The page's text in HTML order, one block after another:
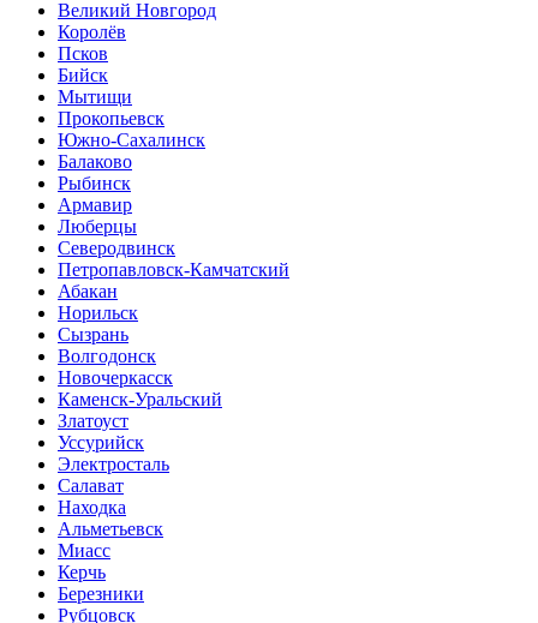
Великий Новгород
Королёв
Псков
Бийск
Мытищи
Прокопьевск
Южно-Сахалинск
Балаково
Рыбинск
Армавир
Люберцы
Северодвинск
Петропавловск-Камчатский
Абакан
Норильск
Сызрань
Волгодонск
Новочеркасск
Каменск-Уральский
Златоуст
Уссурийск
Электросталь
Салават
Находка
Альметьевск
Миасс
Керчь
Березники
Рубцовск